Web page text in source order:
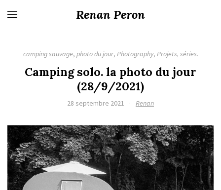
Renan Peron
camping sauvage, photo du jour, Photography, Projets, séries.
Camping solo. la photo du jour
(28/9/2021)
28 septembre 2021 · Renan